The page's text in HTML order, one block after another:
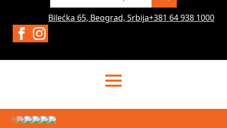
Bilećka 65, Beograd, Srbija+381 64 938 1000